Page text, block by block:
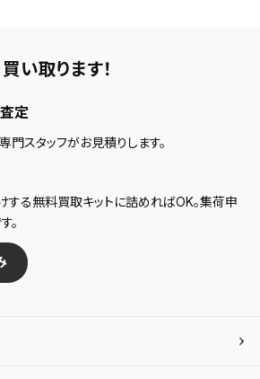
買い取ります！
定
門スタッフがお見積りします。
する無料買取キットに詰めればOK。集荷申
。